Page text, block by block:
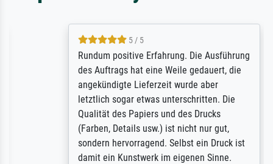
5 / 5
Rundum positive Erfahrung. Die Ausführung
des Auftrags hat eine Weile gedauert, die
angekündigte Lieferzeit wurde aber
letztlich sogar etwas unterschritten. Die
Qualität des Papiers und des Drucks
(Farben, Details usw.) ist nicht nur gut,
sondern hervorragend. Selbst ein Druck ist
damit ein Kunstwerk im eigenen Sinne.